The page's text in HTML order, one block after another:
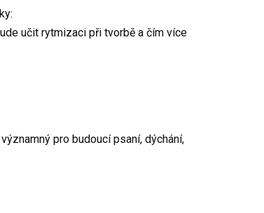
učit rytmizaci při tvorbě a čím více
pro budoucí psaní, dýchání,